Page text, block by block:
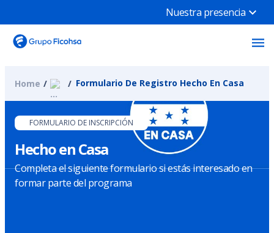
Nuestra presencia
Home Formulario De Registro Hecho En Casa
FORMULARIO DE INSCRIPCIÓN
Hecho en Casa
Completa el siguiente formulario si estás interesado en
formar parte del programa